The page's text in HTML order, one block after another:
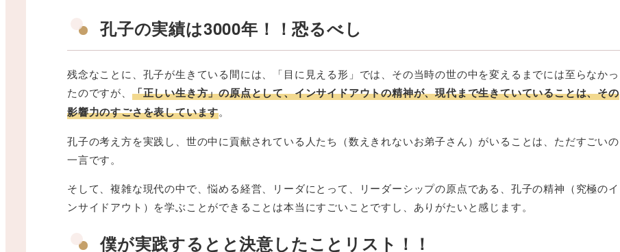
孔子の実績は3000年！！恐るべし
残念なことに、孔子が生きている間には、「目に見える形」では、その当時の世の中を変えるまでには至らなかっ
たのですが、 「正しい生き方」の原点として、インサイドアウトの精神が、現代まで生きていていることは、その
影響力のすごさを表しています。
孔子の考え方を実践し、世の中に貢献されている人たち（数えきれないお弟子さん）がいることは、ただすごいの
一言です。
そして、複雑な現代の中で、悩める経営、リーダにとって、リーダーシップの原点である、孔子の精神（究極のイ
ンサイドアウト）を学ぶことができることは本当にすごいことですし、ありがたいと感じます。
僕が実践するとと決意したことリスト！！